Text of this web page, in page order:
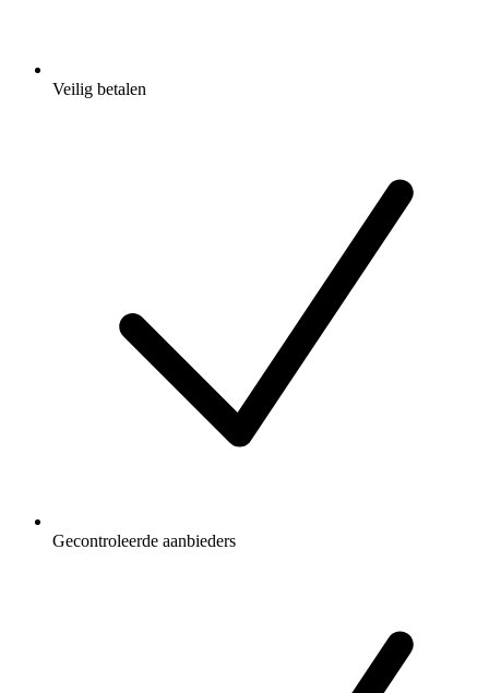
Veilig betalen
Gecontroleerde aanbieders